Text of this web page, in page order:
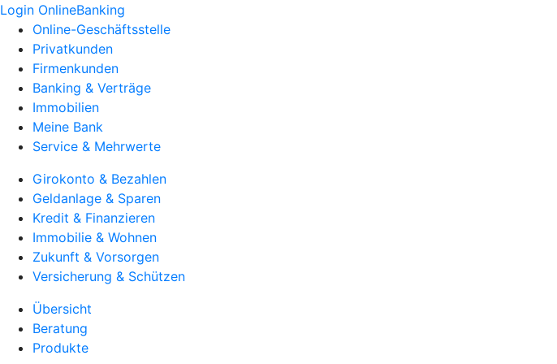
Login OnlineBanking
Online-Geschäftsstelle
Privatkunden
Firmenkunden
Banking & Verträge
Immobilien
Meine Bank
Service & Mehrwerte
Girokonto & Bezahlen
Geldanlage & Sparen
Kredit & Finanzieren
Immobilie & Wohnen
Zukunft & Vorsorgen
Versicherung & Schützen
Übersicht
Beratung
Produkte